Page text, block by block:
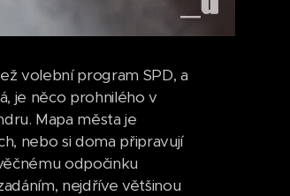
volební program SPD, a
je něco prohnilého v
Mapa města je
nebo si doma připravují
odpočinku
nejdříve většinou